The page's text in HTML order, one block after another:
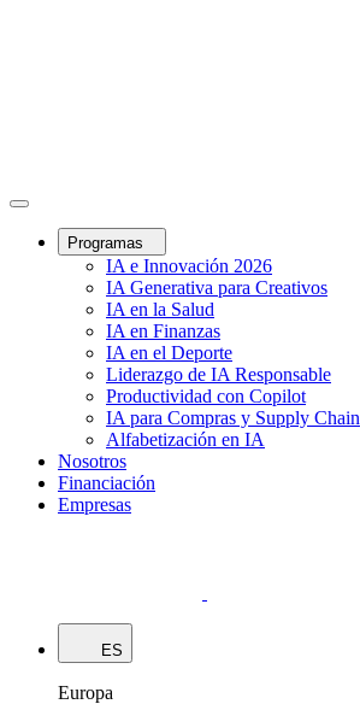
Programas
IA e Innovación 2026
IA Generativa para Creativos
IA en la Salud
IA en Finanzas
IA en el Deporte
Liderazgo de IA Responsable
Productividad con Copilot
IA para Compras y Supply Chain
Alfabetización en IA
Nosotros
Financiación
Empresas
ES
Europa